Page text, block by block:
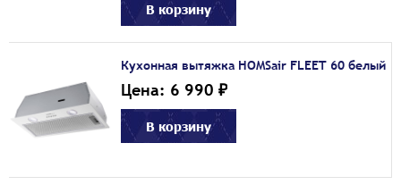
В корзину
Кухонная вытяжка HOMSair FLEET 60 белый
Цена: 6 990 ₽
В корзину